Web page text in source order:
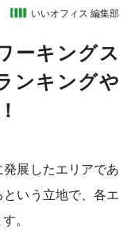
いいオフィス 編集部
ーキングス
ンキングや
展したエリアであ
いう立地で、各エ
。